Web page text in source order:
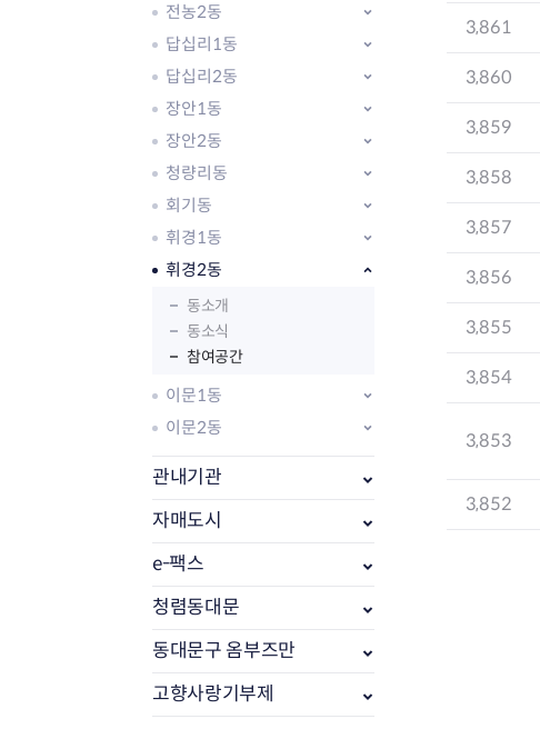
AI 사업 등록 관리제
동대문구 AI 사업 현황
국내도시
국외도시
자매도시 혜택
직거래장터쇼핑몰
이용안내
지리교통소식
도로명주소 안내
상세주소 부여제도
지리정보
대중교통
자전거
주차장
우회전알리미
문화체육소식
행사 및 프로그램
문화체육시설
공원녹지현황
단체안내
동대문문화재단
부동산소식
조상땅찾기
부동산중개업소현황
부동산중개업 알림판
부동산중개보수(중개수수료)
바뀐지번찾기
전농2동
답십리1동
답십리2동
장안1동
장안2동
청량리동
회기동
휘경1동
휘경2동
동소개
동소식
참여공간
이문1동
이문2동
관내기관
자매도시
e-팩스
청렴동대문
동대문구 옴부즈만
고향사랑기부제
3,861
3,860
3,859
3,858
3,857
3,856
3,855
3,854
3,853
3,852